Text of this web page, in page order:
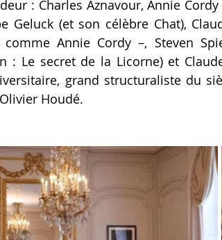
: Charles Aznavour, Annie
Geluck (et son célèbre Chat),
comme Annie Cordy –, Steven
: Le secret de la Licorne) et
grand structuraliste du
Houdé.